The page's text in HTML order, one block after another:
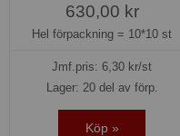
630,00 kr
Hel förpackning = 10*10 st
Jmf.pris: 6,30 kr/st
Lager: 20 del av förp.
Köp »